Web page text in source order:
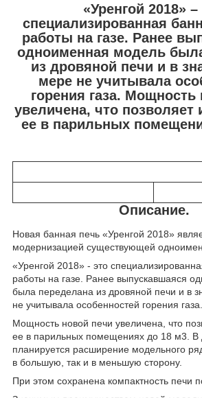
«Уренгой 2018» –
специализированная
работы на газе. Ранее
одноименная модель
из дровяной печи и в
мере не учитывала
горения газа. Мощность
увеличена, что позволяет
ее в парильных
Описание.
Новая банная печь «Уренгой 2018»
модернизацией существующей
«Уренгой 2018» - это
работы на газе. Ранее выпускавшаяся
была переделана из дровяной печи и в
не учитывала особенностей горения газа.
Мощность новой печи увеличена, что
ее в парильных помещениях до 18 м3. В
планируется расширение модельного
в большую, так и в меньшую сторону.
При этом сохранена компактность печи